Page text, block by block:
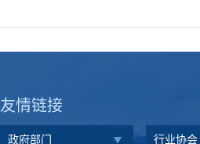
友情链接
政府部门 行业协会